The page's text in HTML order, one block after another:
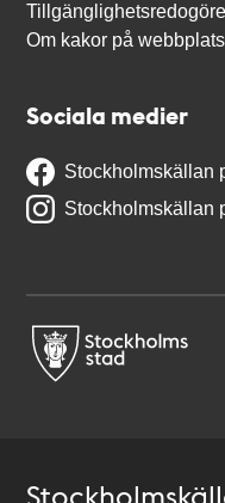
Om kakor på
Sociala medier
Stockholmskällan
Stockholmskällan